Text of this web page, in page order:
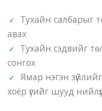
Тухайн салбарыг
авах
Тухайн сэдвийг
сонгох
Ямар нэгэн
хоёр үгийг шууд